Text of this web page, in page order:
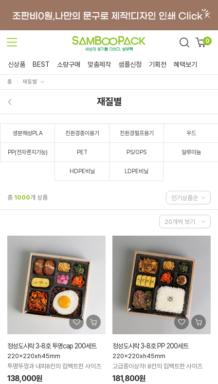
0
신상품 BEST 소량구매 맞춤제작 샘플신청 기획전 혜택보기
홈 재질별
재질별
생분해성PLA 친환경종이용기 친환경펄프용기 우드
PP(전자렌지가능) PET PS/OPS 알루미늄
HDPE비닐 LDPE비닐
총 1000개 상품
정성도시락 3-8호 투명cap 200세트
220x220xh45mm
투명뚜껑과 내피8칸의 컴팩트한 사이즈
138,000원
정성도시락 3-8호 PP 200세트
220x220xh45mm
고급종이상자! 8칸의 컴팩트한 사이즈
181,800원